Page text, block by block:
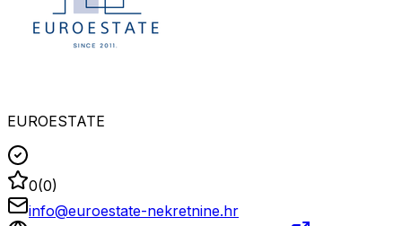
EUROESTATE
0(0)
info@euroestate-nekretnine.hr